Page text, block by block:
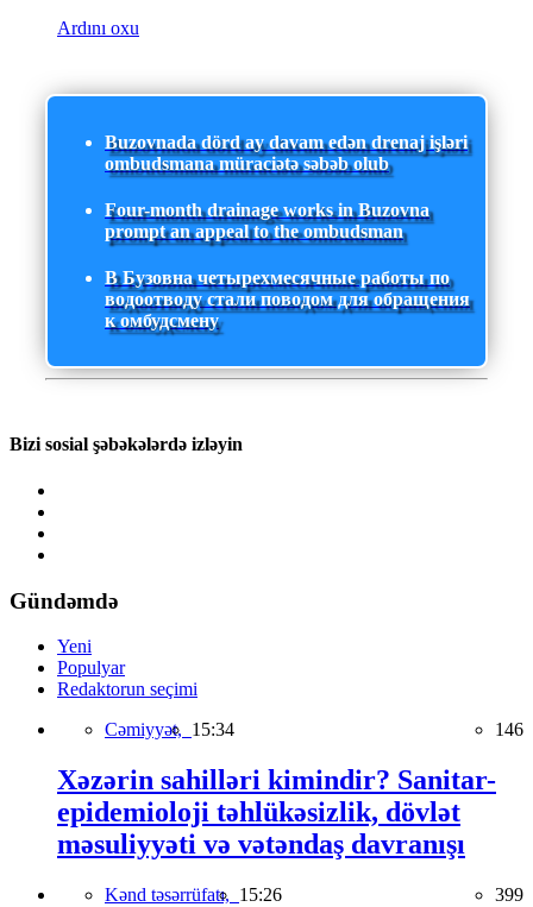
Ardını oxu
Buzovnada dörd ay davam edən drenaj işləri
ombudsmana müraciətə səbəb olub
Four-month drainage works in Buzovna
prompt an appeal to the ombudsman
В Бузовна четырехмесячные работы по
водоотводу стали поводом для обращения
к омбудсмену
Bizi sosial şəbəkələrdə izləyin
Gündəmdə
Yeni
Populyar
Redaktorun seçimi
Cəmiyyət, 15:34 146
Xəzərin sahilləri kimindir? Sanitar-
epidemioloji təhlükəsizlik, dövlət
məsuliyyəti və vətəndaş davranışı
Kənd təsərrüfatı, 15:26 399